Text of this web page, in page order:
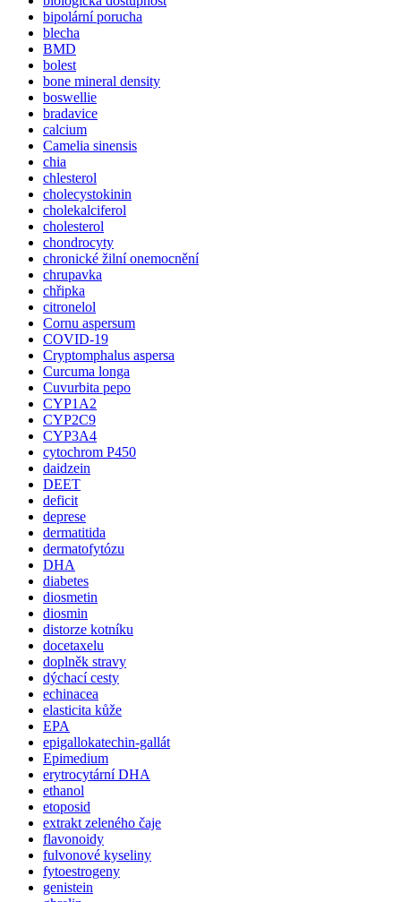
bipolární porucha
blecha
BMD
bolest
bone mineral density
boswellie
bradavice
calcium
Camelia sinensis
chia
chlesterol
cholecystokinin
cholekalciferol
cholesterol
chondrocyty
chronické žilní onemocnění
chrupavka
chřipka
citronelol
Cornu aspersum
COVID-19
Cryptomphalus aspersa
Curcuma longa
Cuvurbita pepo
CYP1A2
CYP2C9
CYP3A4
cytochrom P450
daidzein
DEET
deficit
deprese
dermatitida
dermatofytózu
DHA
diabetes
diosmetin
diosmin
distorze kotníku
docetaxelu
doplněk stravy
dýchací cesty
echinacea
elasticita kůže
EPA
epigallokatechin-gallát
Epimedium
erytrocytární DHA
ethanol
etoposid
extrakt zeleného čaje
flavonoidy
fulvonové kyseliny
fytoestrogeny
genistein